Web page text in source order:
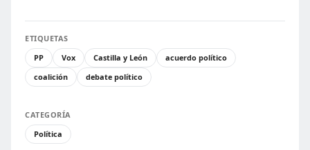
ETIQUETAS
PP
Vox Castilla y León
acuerdo político
coalición
debate político
CATEGORÍA
Política